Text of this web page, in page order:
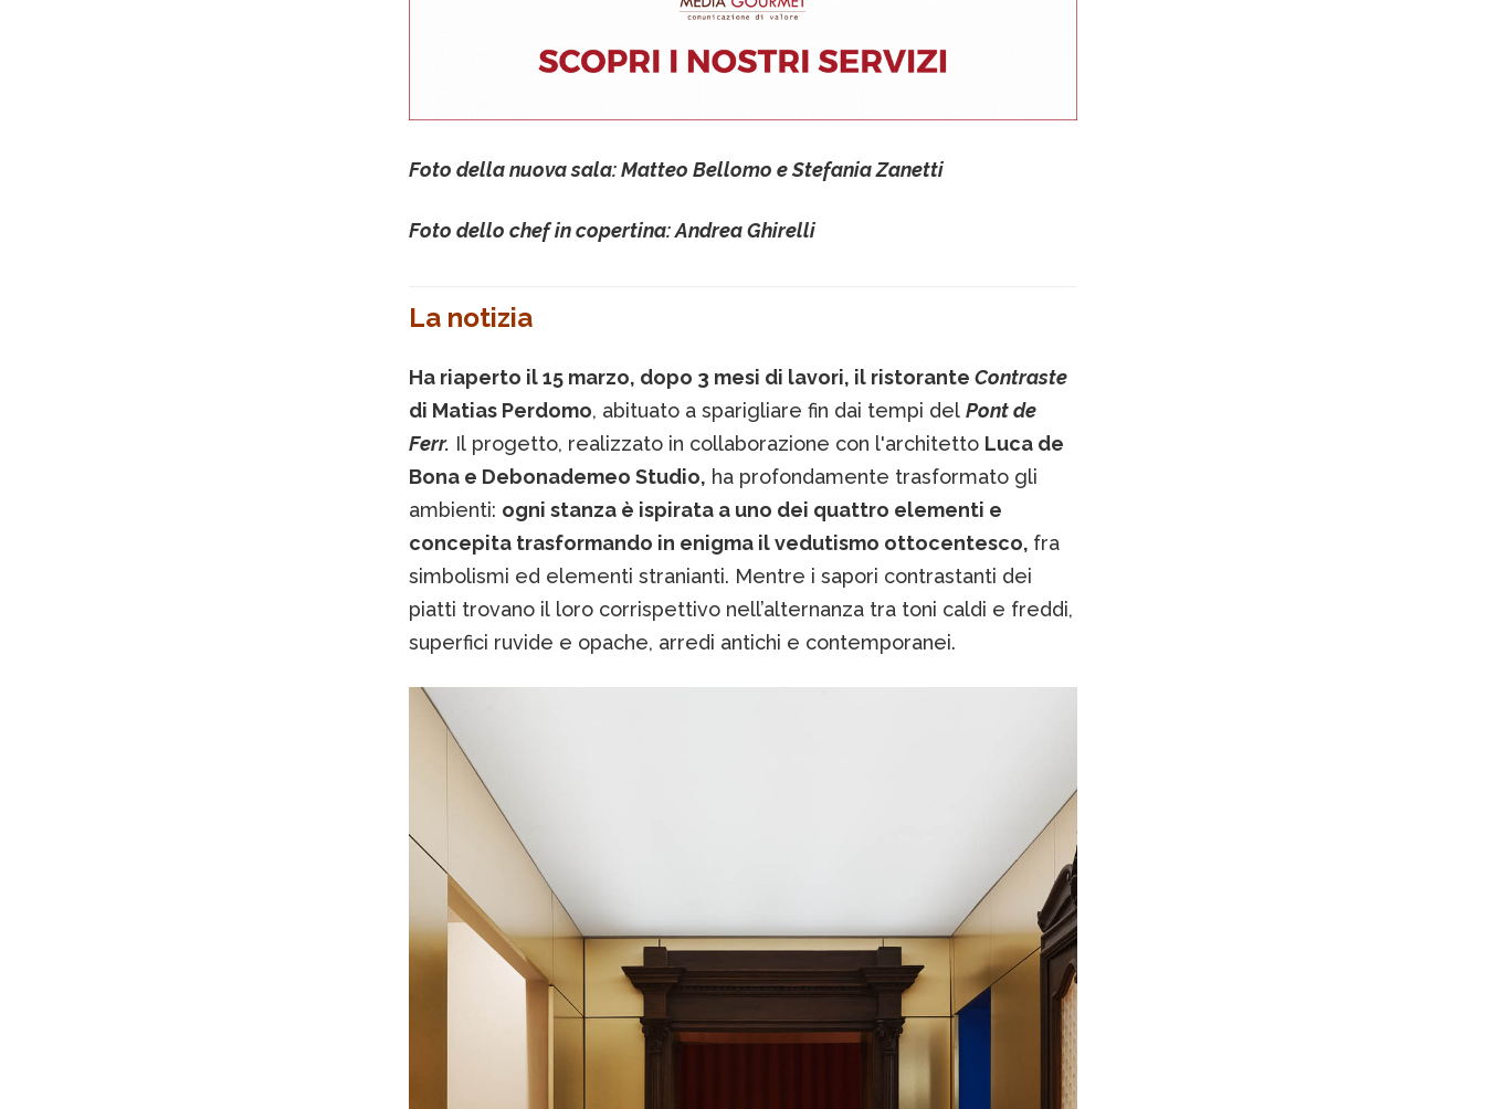
Foto della nuova sala: Matteo Bellomo e Stefania Zanetti
Foto dello chef in copertina: Andrea Ghirelli
La notizia
Ha riaperto il 15 marzo, dopo 3 mesi di lavori, il ristorante Contraste
di Matias Perdomo, abituato a sparigliare fin dai tempi del Pont de
Ferr. Il progetto, realizzato in collaborazione con l'architetto Luca de
Bona e Debonademeo Studio, ha profondamente trasformato gli
ambienti: ogni stanza è ispirata a uno dei quattro elementi e
concepita trasformando in enigma il vedutismo ottocentesco, fra
simbolismi ed elementi stranianti. Mentre i sapori contrastanti dei
piatti trovano il loro corrispettivo nell’alternanza tra toni caldi e freddi,
superfici ruvide e opache, arredi antichi e contemporanei.